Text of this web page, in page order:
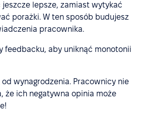
lepsze, zamiast wytykać
porażki. W ten sposób budujesz
pracownika.
feedbacku, aby uniknąć monotonii
wynagrodzenia. Pracownicy nie
że ich negatywna opinia może